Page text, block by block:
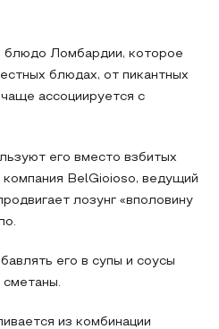
Ломбардии, которое
блюдах, от пикантных
ассоциируется с
его вместо взбитых
BelGioioso, ведущий
лозунг «вполовину
его в супы и соусы
сметаны.
из комбинации